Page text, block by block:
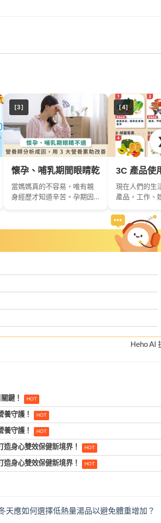
眼關鍵營養
睛不舒服？葉黃素搭配護眼 5 大神隊
[3]
懷孕、哺乳期間眼睛乾澀模糊，養分
當媽媽真的不容易，唯有親
身經歷才知道辛苦。孕期因
性愛哭，長輩更..
[4]
3C 產品使
現在人們的生
產品，工作、
況下容易帶來
痛，這時..
Heho AI
鍵！
養守護！
養守護！
身心雙效保健新境界！
身心雙效保健新境界！
天應如何選擇低熱量湯品以避免體重增加？